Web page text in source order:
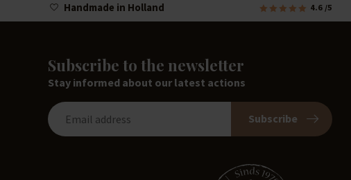
Handmade in Holland 4.6 /5
Subscribe to the newsletter
Stay informed about our latest actions
Subscribe